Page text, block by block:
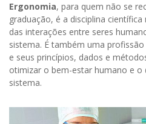
Ergonomia, para quem não se
graduação, é a disciplina
das interações entre seres
sistema. É também uma
e seus princípios, dados e
otimizar o bem-estar humano e o
sistema.